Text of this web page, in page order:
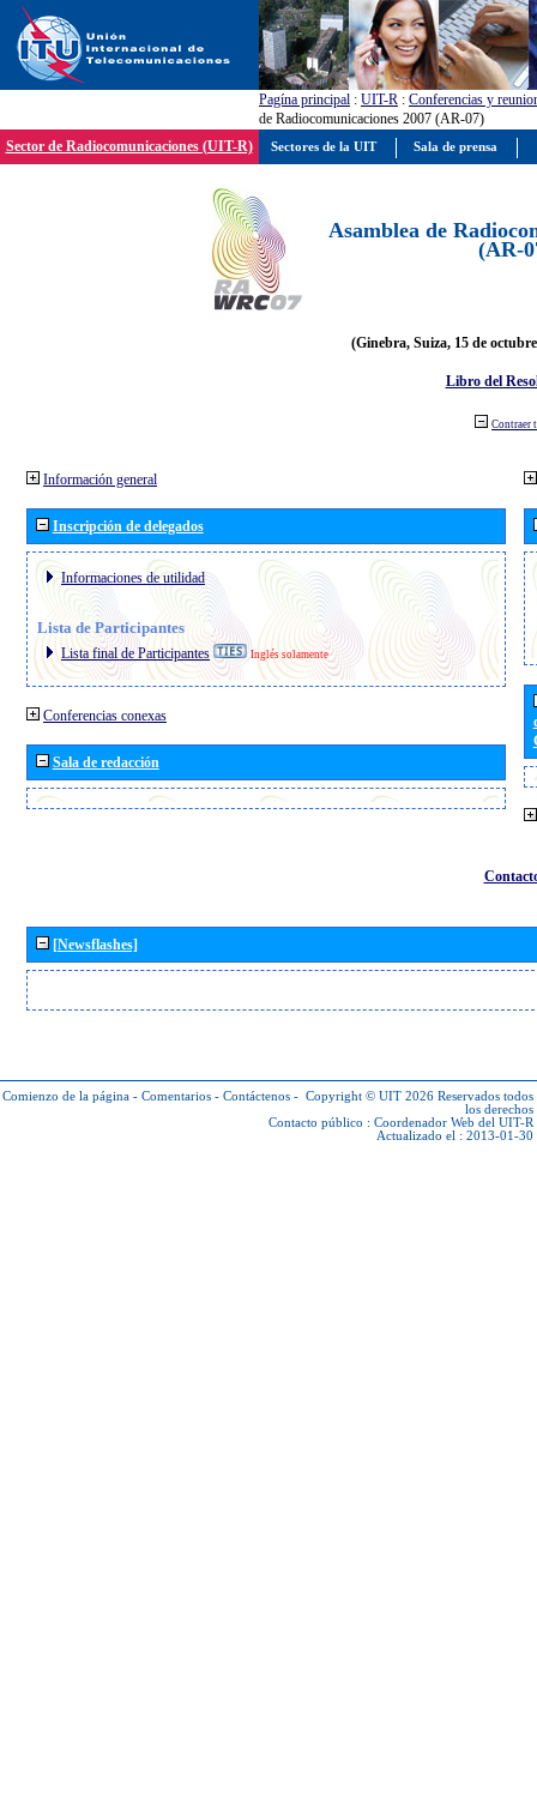
Pagína principal : UIT-R : Conferencias y
de Radiocomunicaciones 2007 (AR-07)
Sector de Radiocomunicaciones (UIT-R)
Asamblea de
(AR-
(Ginebra, Suiza, 15 de
Libro del
Contraer
Información general
Inscripción de delegados
Informaciones de utilidad
Lista de Participantes
Lista final de Participantes Inglés solamente
Conferencias conexas
Sala de redacción
[Newsflashes]
Comienzo de la página - Comentarios - Contáctenos - Copyright © UIT 2026 Reservados todos
los derechos
Contacto público : Coordenador Web del UIT-R
Actualizado el : 2013-01-30
Sectores de la UIT Sala de prensa